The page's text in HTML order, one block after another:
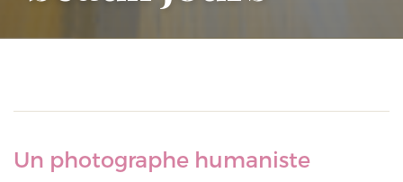
Un photographe humaniste